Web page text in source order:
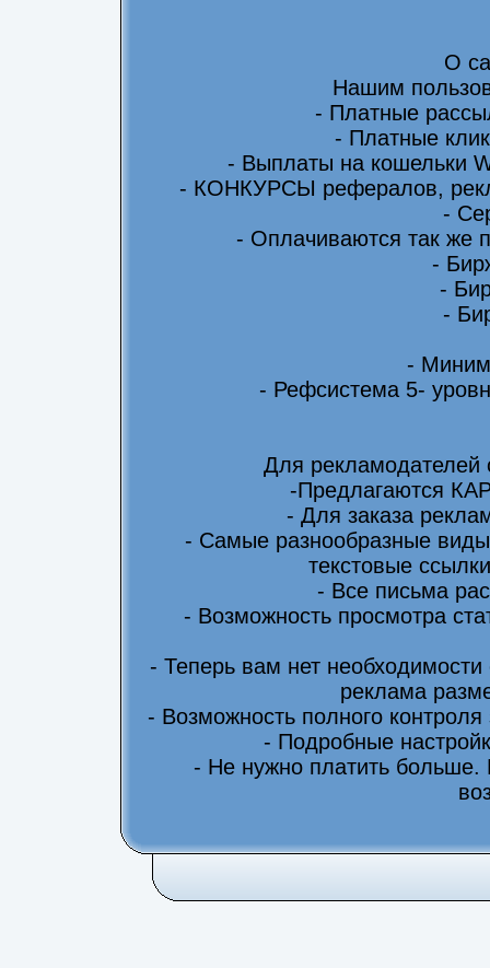
О
Нашим
- Платные
- Платные
- Выплаты на кошельки
- КОНКУРСЫ рефералов,
-
- Оплачиваются так же
-
-
-
-
- Рефсистема 5-
Для
-Предлагаются
- Для заказа
- Самые разнообразные
текстовые
- Все письма
- Возможность просмотра
- Теперь вам нет
реклама
- Возможность полного
- Подробные
- Не нужно платить больше.